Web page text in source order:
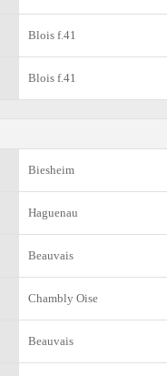
Blois f.41
Blois f.41
Biesheim
Haguenau
Beauvais
Chambly Oise
Beauvais